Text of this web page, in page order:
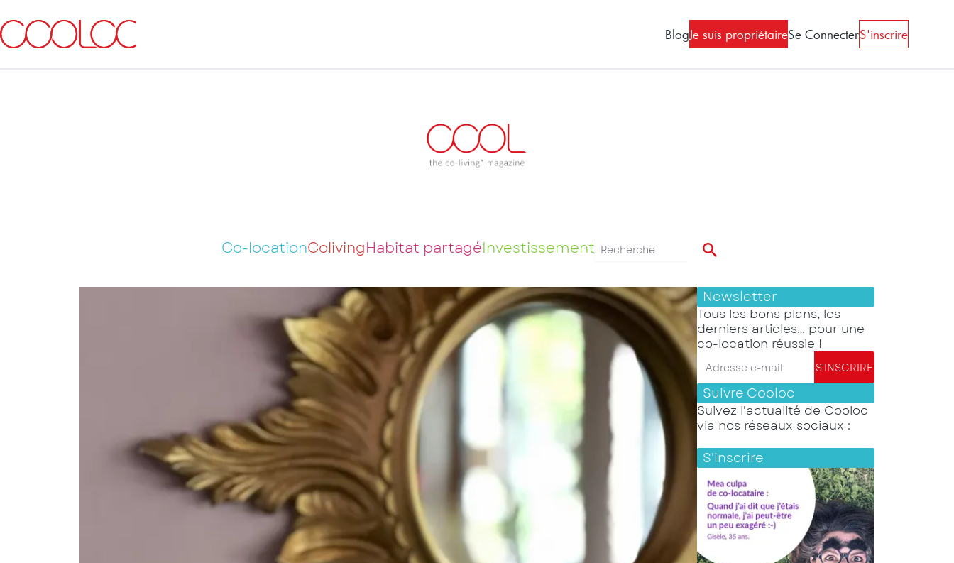
BlogJe suis propriétaireSe ConnecterS'inscrire
Co-locationColivingHabitat partagéInvestissement
Newsletter
Tous les bons plans, les
derniers articles… pour une
co-location réussie !
Adresse e-mail S'INSCRIRE
Suivre Cooloc
Suivez l'actualité de Cooloc
via nos réseaux sociaux :
S'inscrire